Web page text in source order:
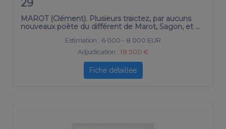
MAROT (Clément). Plusieurs traictez, par aucuns
nouveaux poète du différent de Marot, Sagon, et …